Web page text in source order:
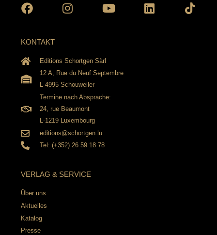
KONTAKT
Editions Schortgen Sàrl
12 A, Rue du Neuf Septembre
L-4995 Schouweiler
Termine nach Absprache:
24, rue Beaumont
L-1219 Luxembourg
editions@schortgen.lu
Tel: (+352) 26 59 18 78
VERLAG & SERVICE
Über uns
Aktuelles
Katalog
Presse